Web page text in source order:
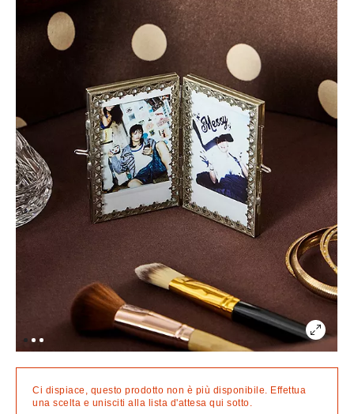
Ci dispiace, questo prodotto non è più disponibile. Effettua
una scelta e unisciti alla lista d'attesa qui sotto.